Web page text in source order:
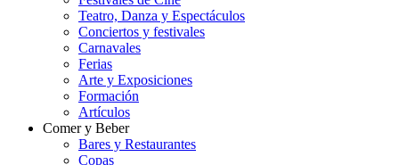
Teatro, Danza y Espectáculos
Conciertos y festivales
Carnavales
Ferias
Arte y Exposiciones
Formación
Artículos
Comer y Beber
Bares y Restaurantes
Copas